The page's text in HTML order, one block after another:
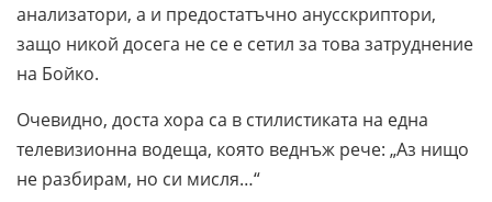
анализатори, а и предостатъчно анусскриптори,
защо никой досега не се е сетил за това затруднение
на Бойко.
Очевидно, доста хора са в стилистиката на една
телевизионна водеща, която веднъж рече: „Аз нищо
не разбирам, но си мисля…“